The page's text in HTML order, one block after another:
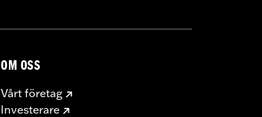
OM OSS
Vårt företag
Investerare